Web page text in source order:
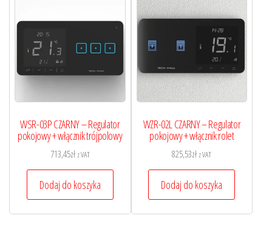
WSR-03P CZARNY – Regulator
pokojowy + włącznik trójpolowy
713,45zł z VAT
Dodaj do koszyka
WZR-02L CZARNY – Regulator
pokojowy + włącznik rolet
825,53zł z VAT
Dodaj do koszyka